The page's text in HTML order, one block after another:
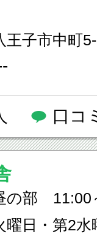
王子市中町
口コ
の部 11:00
製手打ちう
曜日・第2水